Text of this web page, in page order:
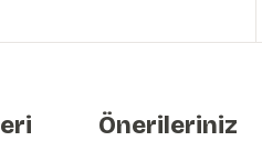
Önerileriniz